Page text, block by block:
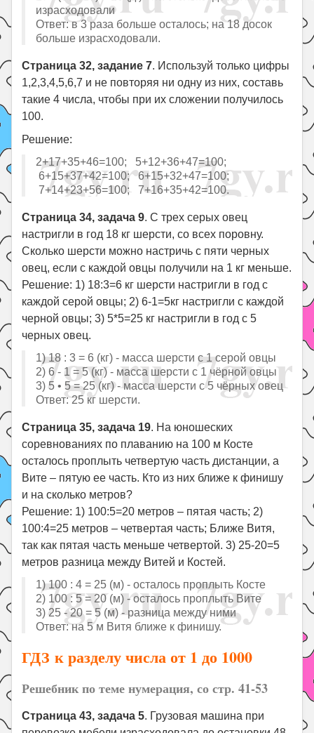
израсходовали
Ответ: в 3 раза больше осталось; на 18 досок
больше израсходовали.
Страница 32, задание 7. Используй только цифры
1,2,3,4,5,6,7 и не повторяя ни одну из них, составь
такие 4 числа, чтобы при их сложении получилось
100.
Решение:
2+17+35+46=100; 5+12+36+47=100;
6+15+37+42=100; 6+15+32+47=100;
7+14+23+56=100; 7+16+35+42=100.
Страница 34, задача 9. С трех серых овец
настригли в год 18 кг шерсти, со всех поровну.
Сколько шерсти можно настричь с пяти черных
овец, если с каждой овцы получили на 1 кг меньше.
Решение: 1) 18:3=6 кг шерсти настригли в год с
каждой серой овцы; 2) 6-1=5кг настригли с каждой
черной овцы; 3) 5*5=25 кг настригли в год с 5
черных овец.
1) 18 : 3 = 6 (кг) - масса шерсти с 1 серой овцы
2) 6 - 1 = 5 (кг) - масса шерсти с 1 чёрной овцы
3) 5 • 5 = 25 (кг) - масса шерсти с 5 чёрных овец
Ответ: 25 кг шерсти.
Страница 35, задача 19. На юношеских
соревнованиях по плаванию на 100 м Косте
осталось проплыть четвертую часть дистанции, а
Вите – пятую ее часть. Кто из них ближе к финишу
и на сколько метров?
Решение: 1) 100:5=20 метров – пятая часть; 2)
100:4=25 метров – четвертая часть; Ближе Витя,
так как пятая часть меньше четвертой. 3) 25-20=5
метров разница между Витей и Костей.
1) 100 : 4 = 25 (м) - осталось проплыть Косте
2) 100 : 5 = 20 (м) - осталось проплыть Вите
3) 25 - 20 = 5 (м) - разница между ними
Ответ: на 5 м Витя ближе к финишу.
ГДЗ к разделу числа от 1 до 1000
Решебник по теме нумерация, со стр. 41-53
Страница 43, задача 5. Грузовая машина при